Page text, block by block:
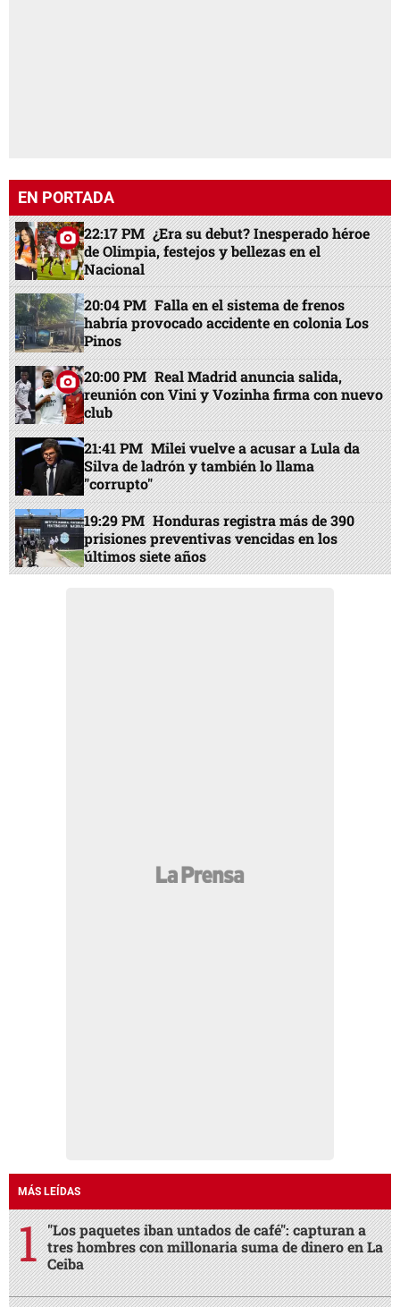
EN PORTADA
22:17 PM ¿Era su debut? Inesperado héroe
de Olimpia, festejos y bellezas en el
Nacional
20:04 PM Falla en el sistema de frenos
habría provocado accidente en colonia Los
Pinos
20:00 PM Real Madrid anuncia salida,
reunión con Vini y Vozinha firma con nuevo
club
21:41 PM Milei vuelve a acusar a Lula da
Silva de ladrón y también lo llama
"corrupto"
19:29 PM Honduras registra más de 390
prisiones preventivas vencidas en los
últimos siete años
MÁS LEÍDAS
"Los paquetes iban untados de café": capturan a
tres hombres con millonaria suma de dinero en La
Ceiba